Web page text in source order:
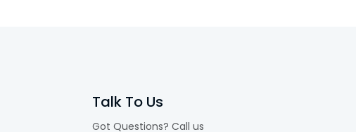
Talk To Us
Got Questions? Call us